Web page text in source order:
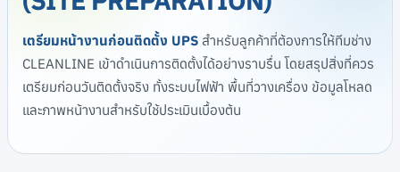
เตรียมหน้างานก่อนติดตั้ง UPS สำหรับลูกค้าที่ต้องการให้ทีมช่าง
CLEANLINE เข้าดำเนินการติดตั้งได้อย่างราบรื่น โดยสรุปสิ่งที่ควร
เตรียมก่อนวันติดตั้งจริง ทั้งระบบไฟฟ้า พื้นที่วางเครื่อง ข้อมูลโหลด
และภาพหน้างานสำหรับใช้ประเมินเบื้องต้น